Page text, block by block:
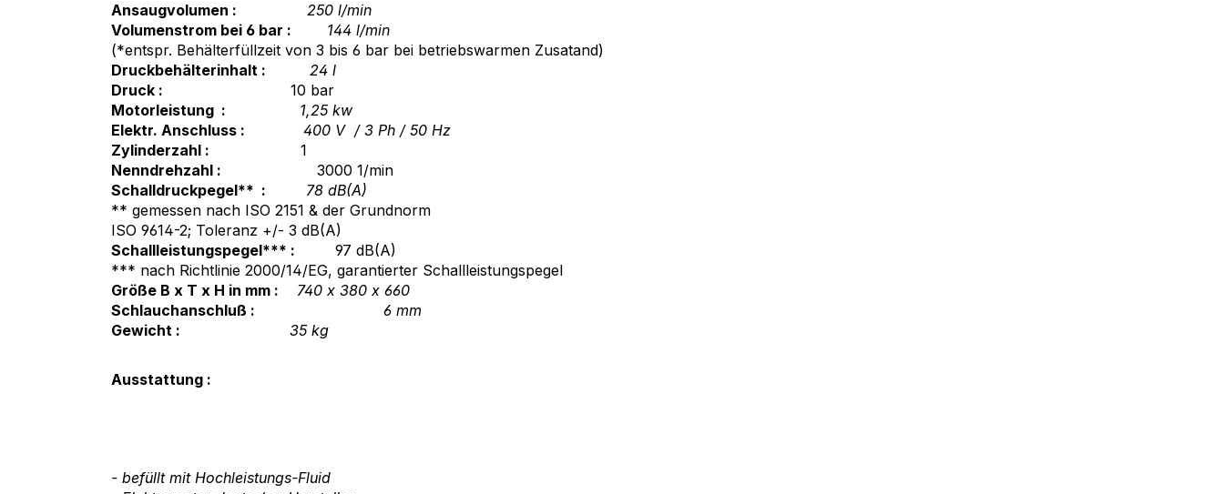
Ansaugvolumen :
250 l/min
Volumenstrom bei 6 bar :
144 l/min
(*entspr. Behälterfüllzeit von 3 bis 6 bar bei betriebswarmen Zusatand)
Druckbehälterinhalt : 24 l
Druck : 10 bar
Motorleistung :
1,25 kw
Elektr. Anschluss : 400V / 3 Ph / 50 Hz
Zylinderzahl : 1
Nenndrehzahl :
3000 1/min
Schalldruckpegel** : 78 dB(A)
** gemessen nach ISO 2151 & der Grundnorm
ISO 9614-2; Toleranz +/- 3 dB(A)
Schallleistungspegel*** : 97 dB(A)
*** nach Richtlinie 2000/14/EG, garantierter Schallleistungspegel
Größe B x T x H in mm : 740 x 380 x 660
Schlauchanschluß :
6 mm
Gewicht :
35 kg
Ausstattung :
- befüllt mit Hochleistungs-Fluid